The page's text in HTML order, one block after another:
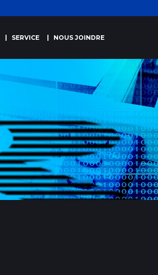
SERVICE NOUS JOINDRE